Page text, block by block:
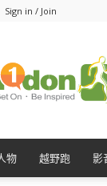
Sign in / Join
物 越野跑 影